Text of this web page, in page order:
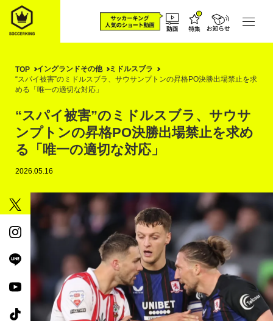
TOP イングランドその他
ミドルスブラ
“スパイ被害”のミドルスブラ、サウサンプトンの昇格PO決勝出場禁止を求
める「唯一の適切な対応」
“スパイ被害”のミドルスブラ、サウサ
ンプトンの昇格PO決勝出場禁止を求め
る「唯一の適切な対応」
2026.05.16